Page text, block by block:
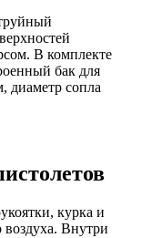
В комплекте
бак для
диаметр сопла
курка и
воздуха. Внутри